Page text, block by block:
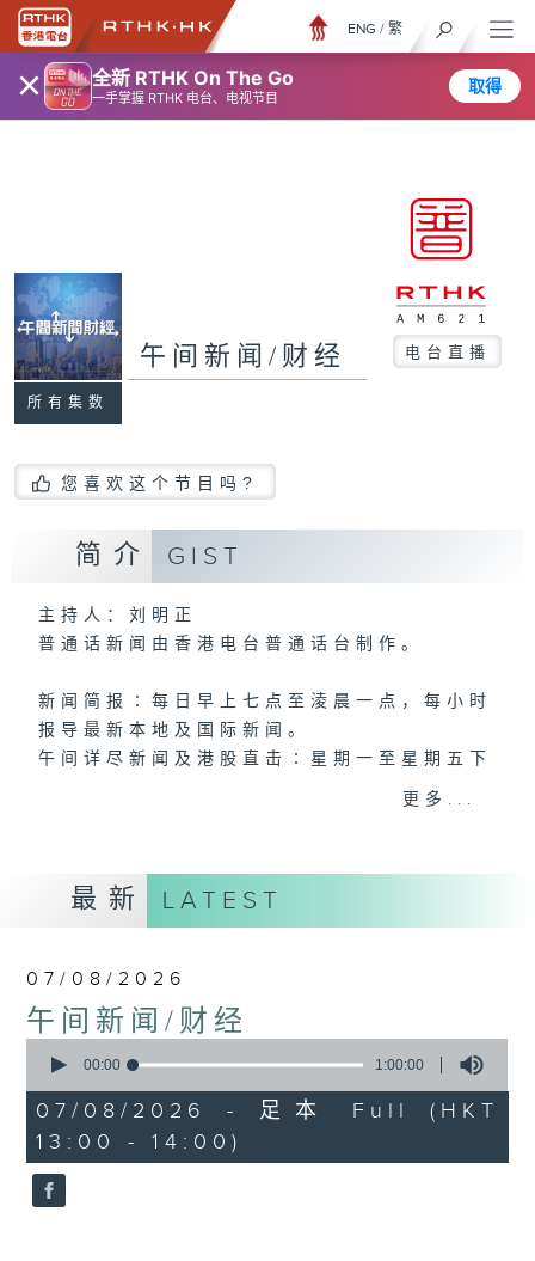
× 全新 RTHK On The Go
一手掌握 RTHK 电台、电视节目
取得
ENG / 繁
所有集数
午间新闻/财经 电台直播
您喜欢这个节目吗?
简介 GIST
主持人：刘明正
普通话新闻由香港电台普通话台制作。
新闻简报∶每日早上七点至淩晨一点，每小时
报导最新本地及国际新闻。
午间详尽新闻及港股直击∶星期一至星期五下
更多...
最新 LATEST
07/08/2026
午间新闻/财经
seconds
1
hour,
0
seconds
00:00 1:00:00
07/08/2026 - 足本 Full (HKT
13:00 - 14:00)